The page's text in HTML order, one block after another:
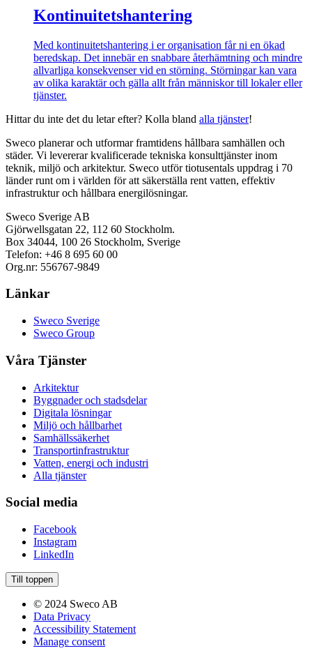
Kontinuitetshantering
Med kontinuitetshantering i er organisation får ni en ökad
beredskap. Det innebär en snabbare återhämtning och mindre
allvarliga konsekvenser vid en störning. Störningar kan vara
av olika karaktär och gälla allt från människor till lokaler eller
tjänster.
Hittar du inte det du letar efter? Kolla bland alla tjänster!
Sweco planerar och utformar framtidens hållbara samhällen och
städer. Vi levererar kvalificerade tekniska konsulttjänster inom
teknik, miljö och arkitektur. Sweco utför tiotusentals uppdrag i 70
länder runt om i världen för att säkerställa rent vatten, effektiv
infrastruktur och hållbara energilösningar.
Sweco Sverige AB
Gjörwellsgatan 22, 112 60 Stockholm.
Box 34044, 100 26 Stockholm, Sverige
Telefon: +46 8 695 60 00
Org.nr: 556767-9849
Länkar
Sweco Sverige
Sweco Group
Våra Tjänster
Arkitektur
Byggnader och stadsdelar
Digitala lösningar
Miljö och hållbarhet
Samhällssäkerhet
Transportinfrastruktur
Vatten, energi och industri
Alla tjänster
Social media
Facebook
Instagram
LinkedIn
Till toppen
© 2024 Sweco AB
Data Privacy
Accessibility Statement
Manage consent